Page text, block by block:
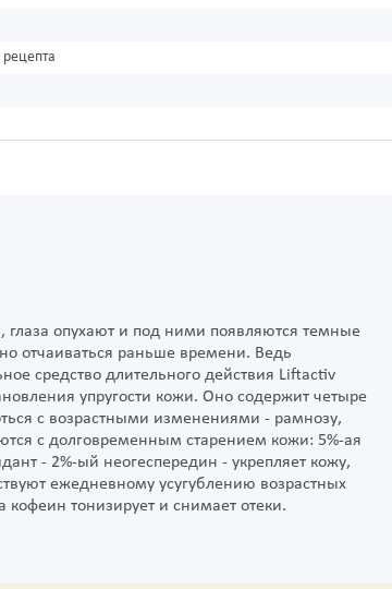
рецепта
опухают и под ними появляются темные
отчаиваться раньше времени. Ведь
средство длительного действия Liftactiv
упругости кожи. Оно содержит четыре
с возрастными изменениями - рамнозу,
с долговременным старением кожи: 5%-ая
- 2%-ый неогеспередин - укрепляет кожу,
ежедневному усугублению возрастных
тонизирует и снимает отеки.